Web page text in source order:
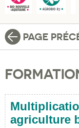
PAGE
agriculture